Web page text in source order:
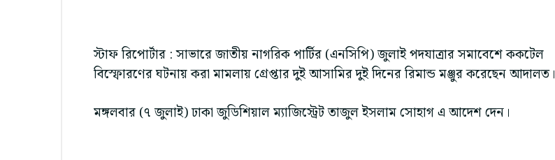
স্টাফ রিপোর্টার : সাভারে জাতীয় নাগরিক পার্টির (এনসিপি) জুলাই পদযাত্রার সমাবেশে ককটেল
বিস্ফোরণের ঘটনায় করা মামলায় গ্রেপ্তার দুই আসামির দুই দিনের রিমান্ড মঞ্জুর করেছেন আদালত।
মঙ্গলবার (৭ জুলাই) ঢাকা জুডিশিয়াল ম্যাজিস্ট্রেট তাজুল ইসলাম সোহাগ এ আদেশ দেন।